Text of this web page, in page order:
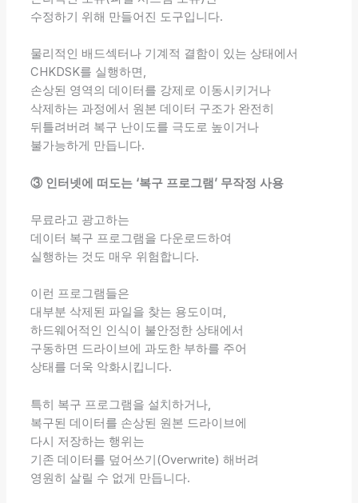
수정하기 위해 만들어진 도구입니다.
물리적인 배드섹터나 기계적 결함이 있는 상태에서
CHKDSK를 실행하면,
손상된 영역의 데이터를 강제로 이동시키거나
삭제하는 과정에서 원본 데이터 구조가 완전히
뒤틀려버려 복구 난이도를 극도로 높이거나
불가능하게 만듭니다.
③ 인터넷에 떠도는 ‘복구 프로그램’ 무작정 사용
무료라고 광고하는
데이터 복구 프로그램을 다운로드하여
실행하는 것도 매우 위험합니다.
이런 프로그램들은
대부분 삭제된 파일을 찾는 용도이며,
하드웨어적인 인식이 불안정한 상태에서
구동하면 드라이브에 과도한 부하를 주어
상태를 더욱 악화시킵니다.
특히 복구 프로그램을 설치하거나,
복구된 데이터를 손상된 원본 드라이브에
다시 저장하는 행위는
기존 데이터를 덮어쓰기(Overwrite) 해버려
영원히 살릴 수 없게 만듭니다.